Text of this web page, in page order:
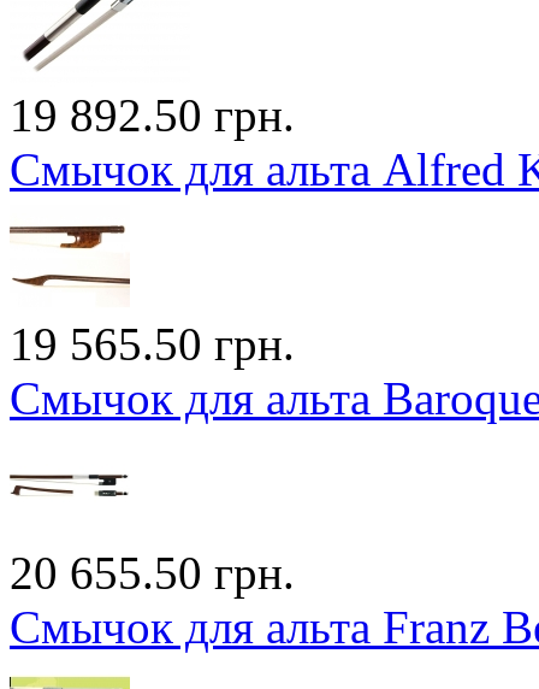
19 892.50 грн.
Смычок для альта Alfred
19 565.50 грн.
Смычок для альта
20 655.50 грн.
Смычок для альта Franz